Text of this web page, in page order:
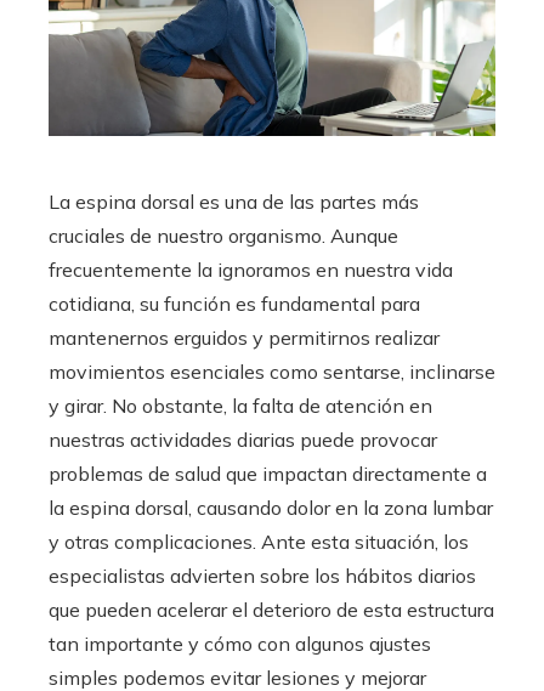
La espina dorsal es una de las partes más
cruciales de nuestro organismo. Aunque
frecuentemente la ignoramos en nuestra vida
cotidiana, su función es fundamental para
mantenernos erguidos y permitirnos realizar
movimientos esenciales como sentarse, inclinarse
y girar. No obstante, la falta de atención en
nuestras actividades diarias puede provocar
problemas de salud que impactan directamente a
la espina dorsal, causando dolor en la zona lumbar
y otras complicaciones. Ante esta situación, los
especialistas advierten sobre los hábitos diarios
que pueden acelerar el deterioro de esta estructura
tan importante y cómo con algunos ajustes
simples podemos evitar lesiones y mejorar